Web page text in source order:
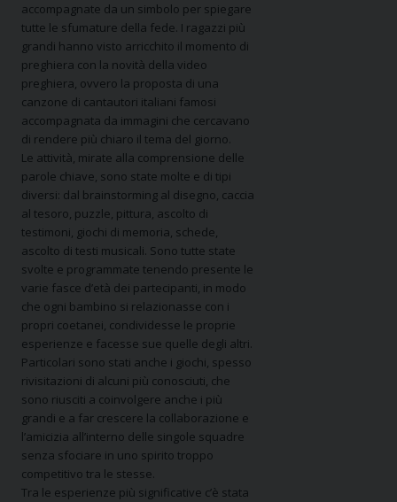
accompagnate da un simbolo per spiegare
tutte le sfumature della fede. I ragazzi più
grandi hanno visto arricchito il momento di
preghiera con la novità della video
preghiera, ovvero la proposta di una
canzone di cantautori italiani famosi
accompagnata da immagini che cercavano
di rendere più chiaro il tema del giorno.
Le attività, mirate alla comprensione delle
parole chiave, sono state molte e di tipi
diversi: dal brainstorming al disegno, caccia
al tesoro, puzzle, pittura, ascolto di
testimoni, giochi di memoria, schede,
ascolto di testi musicali. Sono tutte state
svolte e programmate tenendo presente le
varie fasce d’età dei partecipanti, in modo
che ogni bambino si relazionasse con i
propri coetanei, condividesse le proprie
esperienze e facesse sue quelle degli altri.
Particolari sono stati anche i giochi, spesso
rivisitazioni di alcuni più conosciuti, che
sono riusciti a coinvolgere anche i più
grandi e a far crescere la collaborazione e
l’amicizia all’interno delle singole squadre
senza sfociare in uno spirito troppo
competitivo tra le stesse.
Tra le esperienze più significative c’è stata